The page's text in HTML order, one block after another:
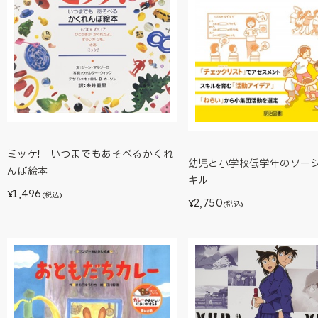
ミッケ! いつまでもあそべるかくれ
んぼ絵本
¥1,496 (税込)
幼児と小学校低学年のソー
キル
¥2,750(税込)